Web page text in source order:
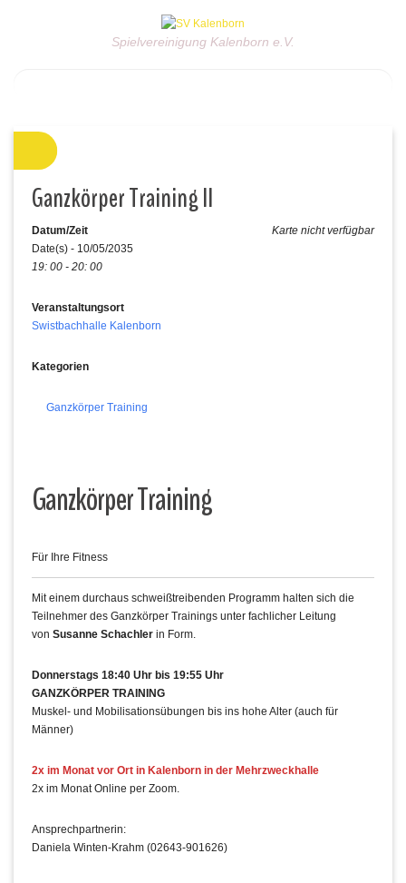
Spielvereinigung Kalenborn e.V.
Ganzkörper Training II
Karte nicht verfügbar
Datum/Zeit
Date(s) - 10/05/2035
19: 00 - 20: 00
Veranstaltungsort
Swistbachhalle Kalenborn
Kategorien
Ganzkörper Training
Ganzkörper Training
Für Ihre Fitness
Mit einem durchaus schweißtreibenden Programm halten sich die
Teilnehmer des Ganzkörper Trainings unter fachlicher Leitung
von Susanne Schachler in Form.
Donnerstags 18:40 Uhr bis 19:55 Uhr
GANZKÖRPER TRAINING
Muskel- und Mobilisationsübungen bis ins hohe Alter (auch für
Männer)
2x im Monat vor Ort in Kalenborn in der Mehrzweckhalle
2x im Monat Online per Zoom.
Ansprechpartnerin:
Daniela Winten-Krahm (02643-901626)